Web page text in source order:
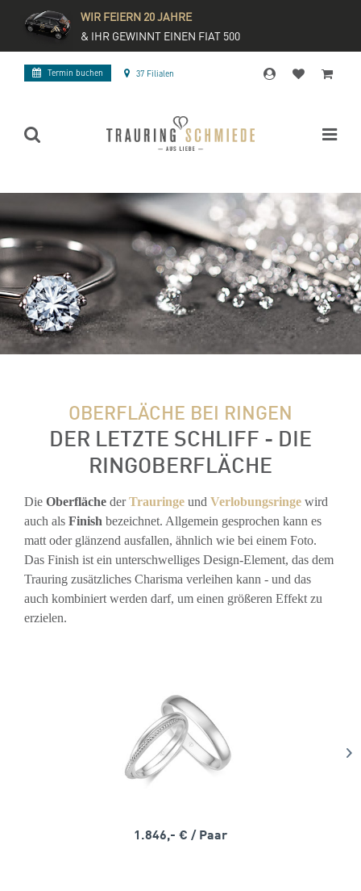
WIR FEIERN 20 JAHRE
& IHR GEWINNT EINEN FIAT 500
Termin buchen 37 Filialen
OBERFLÄCHE BEI RINGEN
DER LETZTE SCHLIFF - DIE
RINGOBERFLÄCHE
Die Oberfläche derTrauringe und Verlobungsringe wird
auch als Finish bezeichnet. Allgemein gesprochen kann es
matt oder glänzend ausfallen, ähnlich wie bei einem Foto.
Das Finish ist ein unterschwelliges Design-Element, das dem
Trauring zusätzliches Charisma verleihen kann - und das
auch kombiniert werden darf, um einen größeren Effekt zu
erzielen.
1.846,- € / Paar